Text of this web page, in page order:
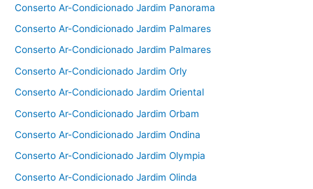
Conserto Ar-Condicionado Jardim Panorama
Conserto Ar-Condicionado Jardim Palmares
Conserto Ar-Condicionado Jardim Palmares
Conserto Ar-Condicionado Jardim Orly
Conserto Ar-Condicionado Jardim Oriental
Conserto Ar-Condicionado Jardim Orbam
Conserto Ar-Condicionado Jardim Ondina
Conserto Ar-Condicionado Jardim Olympia
Conserto Ar-Condicionado Jardim Olinda